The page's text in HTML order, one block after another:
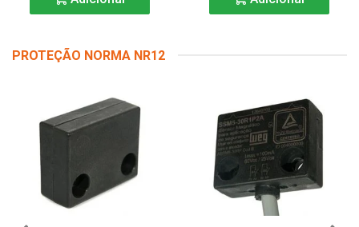
PROTEÇÃO NORMA NR12